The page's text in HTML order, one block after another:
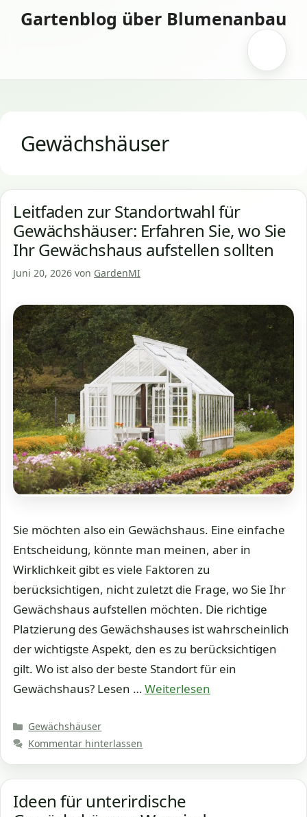
InhaltGartenblog über Blumenanbau
Gewächshäuser
Leitfaden zur Standortwahl für
Gewächshäuser: Erfahren Sie, wo Sie
Ihr Gewächshaus aufstellen sollten
Juni 20, 2026 von GardenMI
Sie möchten also ein Gewächshaus. Eine einfache
Entscheidung, könnte man meinen, aber in
Wirklichkeit gibt es viele Faktoren zu
berücksichtigen, nicht zuletzt die Frage, wo Sie Ihr
Gewächshaus aufstellen möchten. Die richtige
Platzierung des Gewächshauses ist wahrscheinlich
der wichtigste Aspekt, den es zu berücksichtigen
gilt. Wo ist also der beste Standort für ein
Gewächshaus? Lesen …Weiterlesen
Kategorien
Gewächshäuser
Kommentar hinterlassen
Ideen für unterirdische